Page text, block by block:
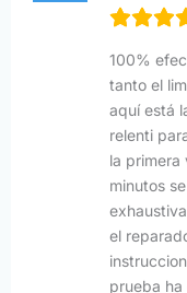
100%
tanto el
aquí está
relenti
la primera
minutos
el
prueba